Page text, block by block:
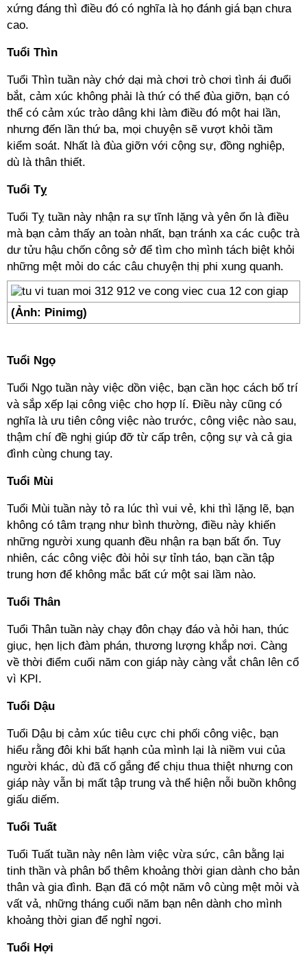
xứng đáng thì điều đó có nghĩa là họ đánh giá bạn chưa
cao.
Tuổi Thìn
Tuổi Thìn tuần này chớ dại mà chơi trò chơi tình ái đuổi
bắt, cảm xúc không phải là thứ có thể đùa giỡn, bạn có
thể có cảm xúc trào dâng khi làm điều đó một hai lần,
nhưng đến lần thứ ba, mọi chuyện sẽ vượt khỏi tầm
kiểm soát. Nhất là đùa giỡn với cộng sự, đồng nghiệp,
dù là thân thiết.
Tuổi Tỵ
Tuổi Tỵ tuần này nhận ra sự tĩnh lặng và yên ổn là điều
mà bạn cảm thấy an toàn nhất, bạn tránh xa các cuộc trà
dư tửu hậu chốn công sở để tìm cho mình tách biệt khỏi
những mệt mỏi do các câu chuyện thị phi xung quanh.
(Ảnh: Pinimg)
Tuổi Ngọ
Tuổi Ngọ tuần này việc dồn việc, bạn cần học cách bố trí
và sắp xếp lại công việc cho hợp lí. Điều này cũng có
nghĩa là ưu tiên công việc nào trước, công việc nào sau,
thậm chí đề nghị giúp đỡ từ cấp trên, cộng sự và cả gia
đình cùng chung tay.
Tuổi Mùi
Tuổi Mùi tuần này tỏ ra lúc thì vui vẻ, khi thì lặng lẽ, bạn
không có tâm trạng như bình thường, điều này khiến
những người xung quanh đều nhận ra bạn bất ổn. Tuy
nhiên, các công việc đòi hỏi sự tỉnh táo, bạn cần tập
trung hơn để không mắc bất cứ một sai lầm nào.
Tuổi Thân
Tuổi Thân tuần này chạy đôn chạy đáo và hỏi han, thúc
giục, hẹn lịch đàm phán, thương lượng khắp nơi. Càng
về thời điểm cuối năm con giáp này càng vắt chân lên cổ
vì KPI.
Tuổi Dậu
Tuổi Dậu bị cảm xúc tiêu cực chi phối công việc, bạn
hiểu rằng đôi khi bất hạnh của mình lại là niềm vui của
người khác, dù đã cố gắng để chịu thua thiệt nhưng con
giáp này vẫn bị mất tập trung và thể hiện nỗi buồn không
giấu diếm.
Tuổi Tuất
Tuổi Tuất tuần này nên làm việc vừa sức, cân bằng lại
tinh thần và phân bổ thêm khoảng thời gian dành cho bản
thân và gia đình. Bạn đã có một năm vô cùng mệt mỏi và
vất vả, những tháng cuối năm bạn nên dành cho mình
khoảng thời gian để nghỉ ngơi.
Tuổi Hợi